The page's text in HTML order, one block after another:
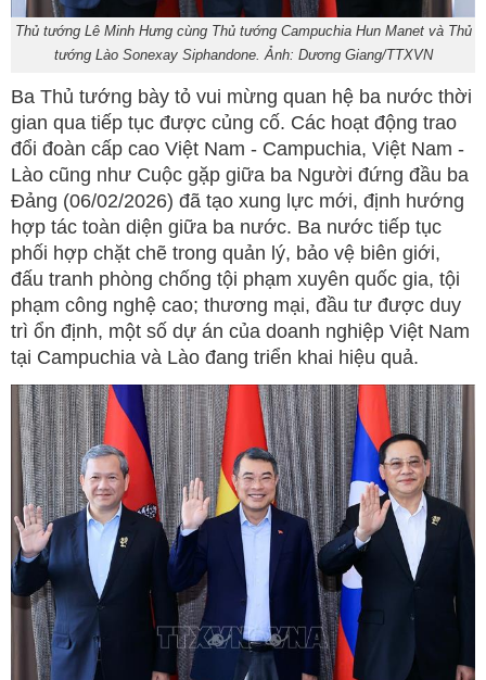
Thủ tướng Lê Minh Hưng cùng Thủ tướng Campuchia Hun Manet và Thủ
tướng Lào Sonexay Siphandone. Ảnh: Dương Giang/TTXVN
Ba Thủ tướng bày tỏ vui mừng quan hệ ba nước thời
gian qua tiếp tục được củng cố. Các hoạt động trao
đổi đoàn cấp cao Việt Nam - Campuchia, Việt Nam -
Lào cũng như Cuộc gặp giữa ba Người đứng đầu ba
Đảng (06/02/2026) đã tạo xung lực mới, định hướng
hợp tác toàn diện giữa ba nước. Ba nước tiếp tục
phối hợp chặt chẽ trong quản lý, bảo vệ biên giới,
đấu tranh phòng chống tội phạm xuyên quốc gia, tội
phạm công nghệ cao; thương mại, đầu tư được duy
trì ổn định, một số dự án của doanh nghiệp Việt Nam
tại Campuchia và Lào đang triển khai hiệu quả.